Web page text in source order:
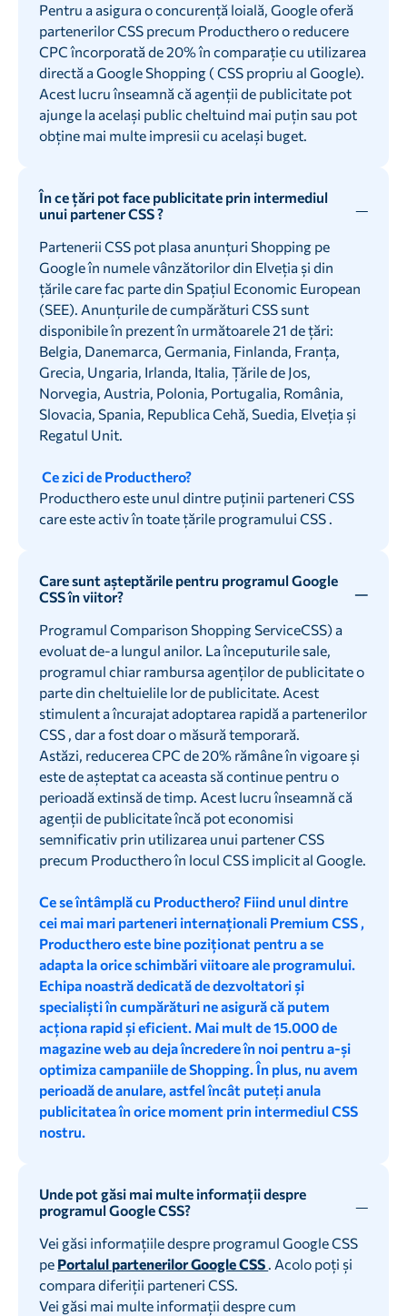
Pentru a asigura o concurență loială, Google oferă
partenerilor CSS precum Producthero o reducere
CPC încorporată de 20% în comparație cu utilizarea
directă a Google Shopping ( CSS propriu al Google).
Acest lucru înseamnă că agenții de publicitate pot
ajunge la același public cheltuind mai puțin sau pot
obține mai multe impresii cu același buget.
În ce țări pot face publicitate prin intermediul
unui partener CSS ?
Partenerii CSS pot plasa anunțuri Shopping pe
Google în numele vânzătorilor din Elveția și din
țările care fac parte din Spațiul Economic European
(SEE). Anunțurile de cumpărături CSS sunt
disponibile în prezent în următoarele 21 de țări:
Belgia, Danemarca, Germania, Finlanda, Franța,
Grecia, Ungaria, Irlanda, Italia, Țările de Jos,
Norvegia, Austria, Polonia, Portugalia, România,
Slovacia, Spania, Republica Cehă, Suedia, Elveția și
Regatul Unit.
‍ Ce zici de Producthero?‍
‍Producthero este unul dintre puținii parteneri CSS
care este activ în toate țările programului CSS .
Care sunt așteptările pentru programul Google
CSS în viitor?
Programul Comparison Shopping ServiceCSS) a
evoluat de-a lungul anilor. La începuturile sale,
programul chiar rambursa agenților de publicitate o
parte din cheltuielile lor de publicitate. Acest
stimulent a încurajat adoptarea rapidă a partenerilor
CSS , dar a fost doar o măsură temporară.
Astăzi, reducerea CPC de 20% rămâne în vigoare și
este de așteptat ca aceasta să continue pentru o
perioadă extinsă de timp. Acest lucru înseamnă că
agenții de publicitate încă pot economisi
semnificativ prin utilizarea unui partener CSS
precum Producthero în locul CSS implicit al Google.
Ce se întâmplă cu Producthero? Fiind unul dintre
cei mai mari parteneri internaționali Premium CSS ,
Producthero este bine poziționat pentru a se
adapta la orice schimbări viitoare ale programului.
Echipa noastră dedicată de dezvoltatori și
specialiști în cumpărături ne asigură că putem
acționa rapid și eficient. Mai mult de 15.000 de
magazine web au deja încredere în noi pentru a-și
optimiza campaniile de Shopping. În plus, nu avem
perioadă de anulare, astfel încât puteți anula
publicitatea în orice moment prin intermediul CSS
nostru.
Unde pot găsi mai multe informații despre
programul Google CSS?
Vei găsi informațiile despre programul Google CSS
pe Portalul partenerilor Google CSS . Acolo poți și
compara diferiții parteneri CSS.
Vei găsi mai multe informații despre cum